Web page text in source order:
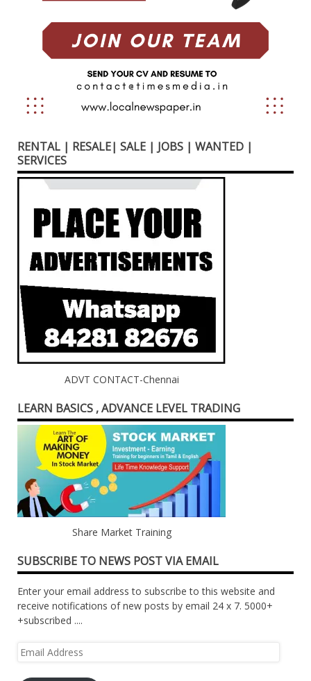
RENTAL | RESALE| SALE | JOBS | WANTED |
SERVICES
ADVT CONTACT-Chennai
LEARN BASICS , ADVANCE LEVEL TRADING
Share Market Training
SUBSCRIBE TO NEWS POST VIA EMAIL
Enter your email address to subscribe to this website and
receive notifications of new posts by email 24 x 7. 5000+
+subscribed ....
Email